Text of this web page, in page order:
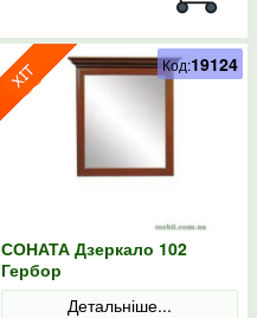
СОНАТА Дзеркало 102
Гербор
Детальніше...
Код:19124